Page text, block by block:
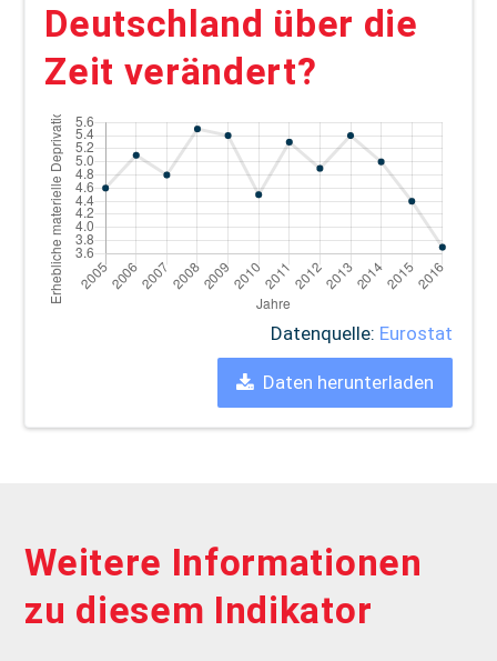
Deutschland über die
Zeit verändert?
Datenquelle: Eurostat
Daten herunterladen
Weitere Informationen
zu diesem Indikator